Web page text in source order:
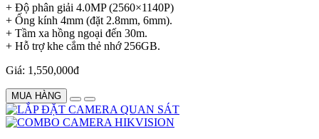
+ Độ phân giải 4.0MP (2560×1140P)
+ Ống kính 4mm (đặt 2.8mm, 6mm).
+ Tầm xa hồng ngoại đến 30m.
+ Hỗ trợ khe cắm thẻ nhớ 256GB.
Giá: 1,550,000đ
MUA HÀNG